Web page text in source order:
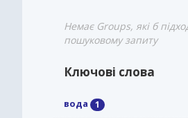
Немає Groups, які б
пошуковому запиту
Ключові слова
вода 1